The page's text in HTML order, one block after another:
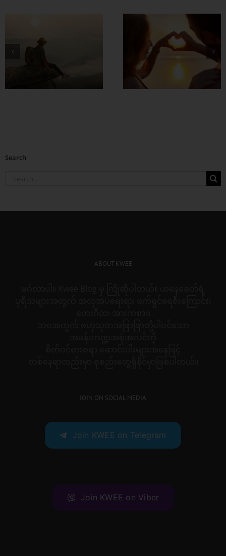
အချစ်တွေ ပိုတိုးလာ
Search
ABOUT KWEE
JOIN ON SOCIAL MEDIA
Join KWEE on Telegram
Join KWEE on Viber